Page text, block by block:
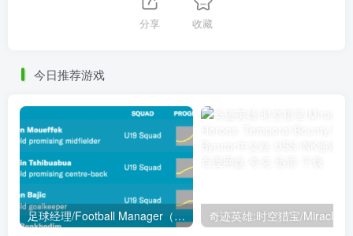
分享 收藏
今日推荐游戏
足球经理/Football Manager（2021+2020+2019+2018合集）